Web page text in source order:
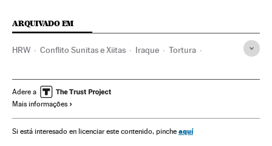
ARQUIVADO EM
HRW Conflito Sunitas e Xiitas Iraque Tortura
Integridade pessoal Islã
Agressões sexuais
Delitos Sociedade Religião Justiça Violencia sexual
Adere a
Mais informações
Si está interesado en licenciar este contenido, pinche aquí